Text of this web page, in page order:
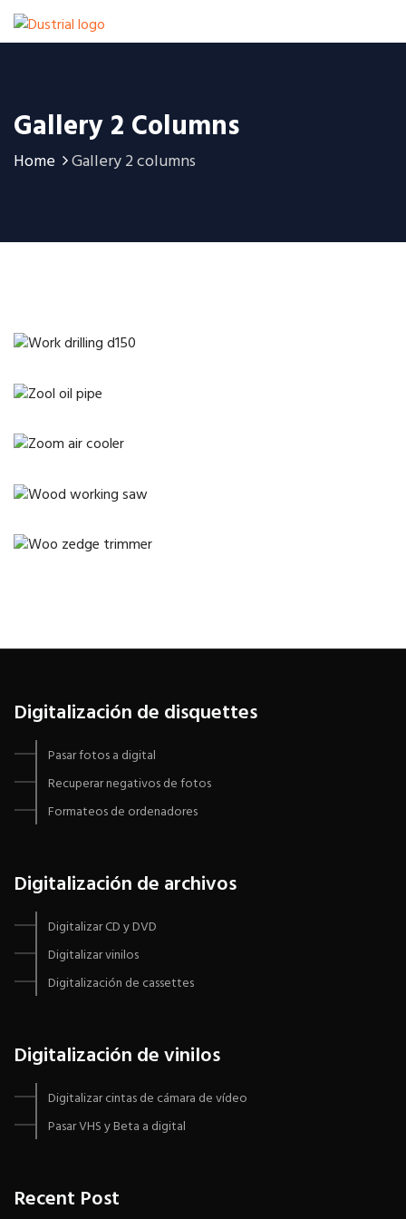
Gallery 2 Columns
Home Gallery 2 columns
Digitalización de disquettes
Pasar fotos a digital
Recuperar negativos de fotos
Formateos de ordenadores
Digitalización de archivos
Digitalizar CD y DVD
Digitalizar vinilos
Digitalización de cassettes
Digitalización de vinilos
Digitalizar cintas de cámara de vídeo
Pasar VHS y Beta a digital
Recent Post